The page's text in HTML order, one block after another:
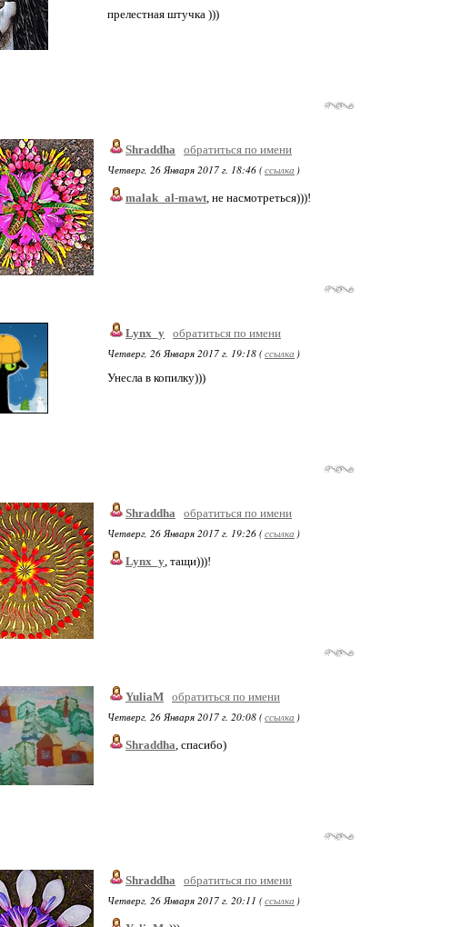
прелестная штучка )))
Shraddha
обратиться по имени
Четверг, 26 Января 2017 г. 18:46 (ссылка )
malak_al-mawt, не насмотреться)))!
Lynx_y обратиться по имени
Четверг, 26 Января 2017 г. 19:18 (ссылка )
Унесла в копилку)))
Shraddha
обратиться по имени
Четверг, 26 Января 2017 г. 19:26 (ссылка )
Lynx_y, тащи)))!
YuliaM обратиться по имени
Четверг, 26 Января 2017 г. 20:08 (ссылка )
Shraddha, спасибо)
Shraddha
обратиться по имени
Четверг, 26 Января 2017 г. 20:11 (ссылка )